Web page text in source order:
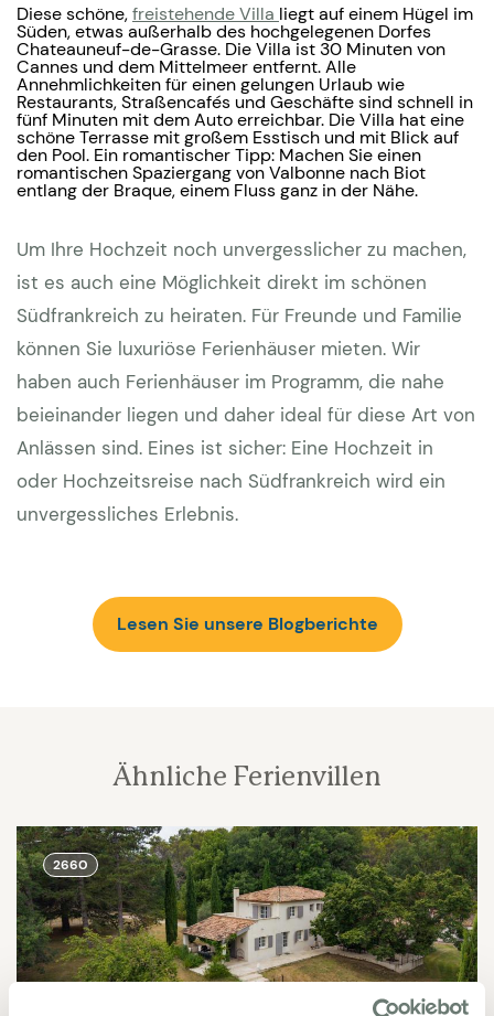
Diese schöne,freistehende Villa liegt auf einem Hügel im
Süden, etwas außerhalb des hochgelegenen Dorfes
Chateauneuf-de-Grasse. Die Villa ist 30 Minuten von
Cannes und dem Mittelmeer entfernt. Alle
Annehmlichkeiten für einen gelungen Urlaub wie
Restaurants, Straßencafés und Geschäfte sind schnell in
fünf Minuten mit dem Auto erreichbar. Die Villa hat eine
schöne Terrasse mit großem Esstisch und mit Blick auf
den Pool. Ein romantischer Tipp: Machen Sie einen
romantischen Spaziergang von Valbonne nach Biot
entlang der Braque, einem Fluss ganz in der Nähe.
Um Ihre Hochzeit noch unvergesslicher zu machen,
ist es auch eine Möglichkeit direkt im schönen
Südfrankreich zu heiraten. Für Freunde und Familie
können Sie luxuriöse Ferienhäuser mieten. Wir
haben auch Ferienhäuser im Programm, die nahe
beieinander liegen und daher ideal für diese Art von
Anlässen sind. Eines ist sicher: Eine Hochzeit in
oder Hochzeitsreise nach Südfrankreich wird ein
unvergessliches Erlebnis.
Lesen Sie unsere Blogberichte
Ähnliche Ferienvillen
2660